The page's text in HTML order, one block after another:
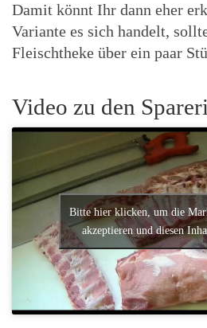
Damit könnt Ihr dann eher
Variante es sich handelt,
Fleischtheke über ein paar
Video zu den
Bitte hier klicken, um die
akzeptieren und diesen